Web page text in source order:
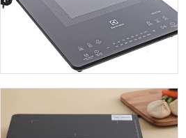
nướng của bạn sẽ trở nên thuận
5. Bếp từ đôi Electrolux EHI